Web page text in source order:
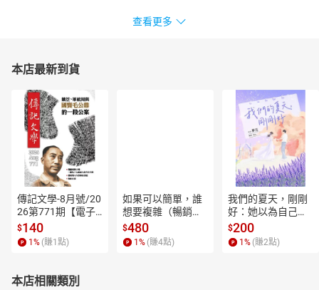
查看更多
本店最新到貨
傳記文學-8月號/20
26第771期【電子
書】
$140
1% (賺1點)
如果可以簡單，誰
想要複雜（暢銷經
典新編版）【電子
書】
$480
1% (賺4點)
我們的夏天，剛剛
好：她以為自己只
是逃離一段失敗的
愛，卻在薰衣草盛
開的山裡，重新學
$200
1% (賺2點)
本店相關類別